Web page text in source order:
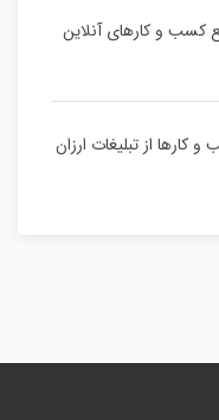
کسب و کارهای آنلاین
کارها از تبلیغات ارزان